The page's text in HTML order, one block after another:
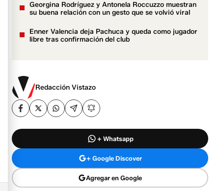
Georgina Rodríguez y Antonela Roccuzzo muestran
su buena relación con un gesto que se volvió viral
Enner Valencia deja Pachuca y queda como jugador
libre tras confirmación del club
Redacción Vistazo
+ Whatsapp
+ Google Discover
Agregar en Google